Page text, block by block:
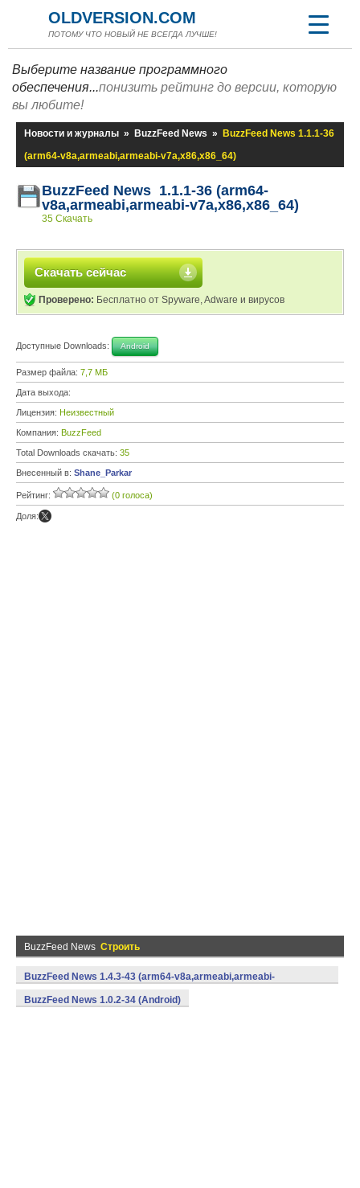
OLDVERSION.COM
ПОТОМУ ЧТО НОВЫЙ НЕ ВСЕГДА ЛУЧШЕ!
Выберите название программного
обеспечения...понизить рейтинг до версии, которую
вы любите!
Новости и журналы » BuzzFeed News »
BuzzFeed News 1.1.1-36
(arm64-v8a,armeabi,armeabi-v7a,x86,x86_64)
BuzzFeed News 1.1.1-36 (arm64-
v8a,armeabi,armeabi-v7a,x86,x86_64)
35 Скачать
Скачать сейчас
Проверено: Бесплатно от Spyware, Adware и вирусов
Доступные Downloads: Android
Размер файла: 7,7 МБ
Дата выхода:
Лицензия: Неизвестный
Компания: BuzzFeed
Total Downloads скачать: 35
Внесенный в: Shane_Parkar
Рейтинг: (0 голоса)
Доля:
BuzzFeed News Строить
BuzzFeed News 1.4.3-43 (arm64-v8a,armeabi,armeabi-
v7a,x86,x86_64) (Android)
BuzzFeed News 1.0.2-34 (Android)